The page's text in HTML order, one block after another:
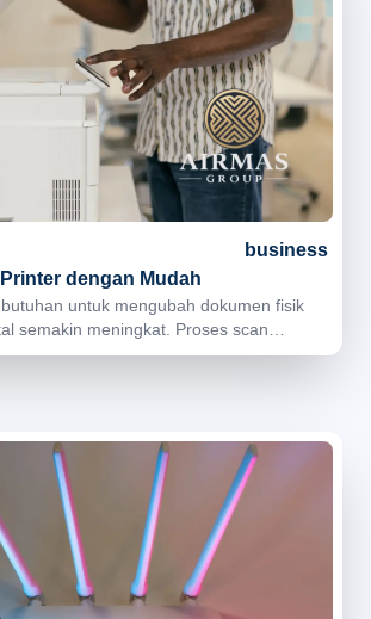
business
dengan Mudah
untuk mengubah dokumen fisik
semakin meningkat. Proses scan
digunakan untuk kebutuhan
scan dokumen langsung melalui
Cara scan di printer sebenarnya cukup
baik untuk kebutuhan pribadi maupun
Dengan langkah yang tepat, dokumen
format digital seperti PDF atau
cepat dan praktis. Apa Itu Fitur Scan pada
pada printer adalah fungsi yang